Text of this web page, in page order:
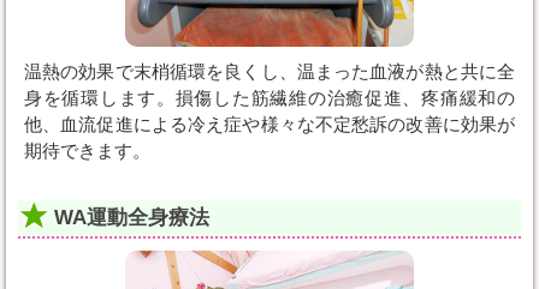
温熱の効果で末梢循環を良くし、温まった血液が熱と共に全
身を循環します。損傷した筋繊維の治癒促進、疼痛緩和の
他、血流促進による冷え症や様々な不定愁訴の改善に効果が
期待できます。
WA運動全身療法